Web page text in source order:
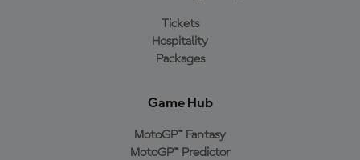
Tickets
Hospitality
Packages
Game Hub
MotoGP™ Fantasy
MotoGP™ Predictor